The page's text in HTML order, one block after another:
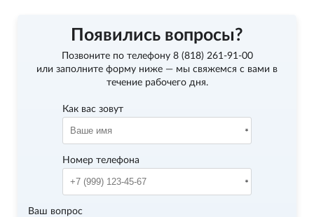
Появились вопросы?
Позвоните по телефону 8 (818) 261-91-00
или заполните форму ниже — мы свяжемся с вами в
течение рабочего дня.
Как вас зовут
Номер телефона
Ваш вопрос